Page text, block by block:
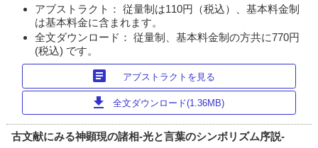
アブストラクト： 従量制は110円（税込）、基本料金制
は基本料金に含まれます。
全文ダウンロード： 従量制、基本料金制の方共に770円
(税込) です。
article アブストラクトを見る
download 全文ダウンロード(1.36MB)
古文献にみる神顕現の諸相‐光と言葉のシンボリズム序説‐